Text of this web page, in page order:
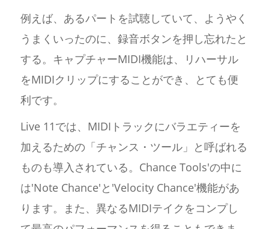
例えば、あるパートを試聴していて、ようやく
うまくいったのに、録音ボタンを押し忘れたと
する。キャプチャーMIDI機能は、リハーサル
をMIDIクリップにすることができ、とても便
利です。
Live 11では、MIDIトラックにバラエティーを
加えるための「チャンス・ツール」と呼ばれる
ものも導入されている。Chance Tools'の中に
は'Note Chance'と'Velocity Chance'機能があ
ります。また、異なるMIDIテイクをコンプし